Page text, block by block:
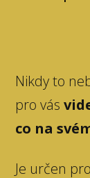
Nikdy to
pro vás
co na
Je určen